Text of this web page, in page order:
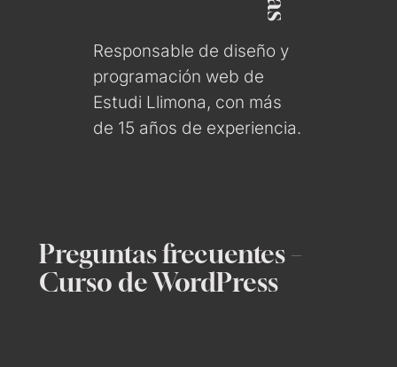
Responsable de diseño y
programación web de
Estudi Llimona, con más
de 15 años de experiencia.
Preguntas frecuentes –
Curso de WordPress